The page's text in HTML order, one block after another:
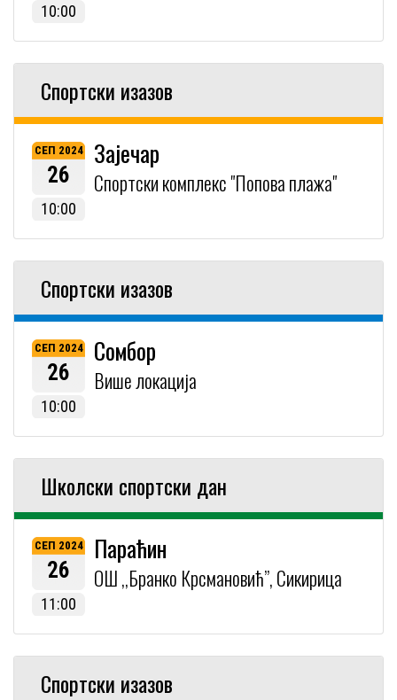
10:00
Спортски изазов
СЕП 2024
26
10:00
Зајечар
Спортски комплекс "Попова плажа"
Спортски изазов
СЕП 2024
26
10:00
Сомбор
Више локација
Школски спортски дан
СЕП 2024
26
11:00
Параћин
ОШ ,,Бранко Крсмановић”, Сикирица
Спортски изазов